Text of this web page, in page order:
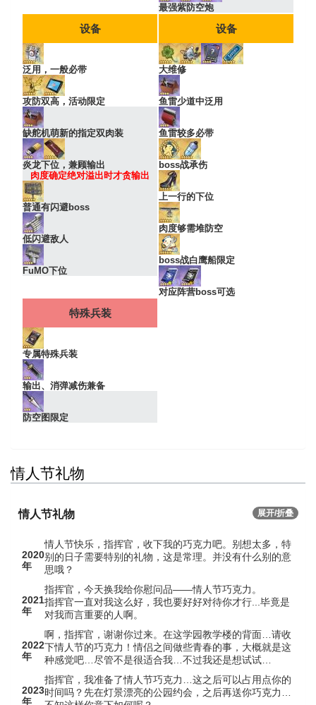
最强紫防空炮
设备
泛用，一般必带
攻防双高，活动限定
缺舵机萌新的指定双肉装
炎龙下位，兼顾输出
肉度确定绝对溢出时才贪输出
普通有闪避boss
低闪避敌人
FuMO下位
设备
大维修
鱼雷少道中泛用
鱼雷较多必带
boss战承伤
上一行的下位
肉度够需堆防空
boss战白鹰船限定
对应阵营boss可选
特殊兵装
专属特殊兵装
输出、消弹减伤兼备
防空图限定
情人节礼物
情人节礼物 展开/折叠
2020
年
情人节快乐，指挥官，收下我的巧克力吧。别想太多，特
别的日子需要特别的礼物，这是常理。并没有什么别的意
思哦？
2021
年
指挥官，今天换我给你慰问品——情人节巧克力。
指挥官一直对我这么好，我也要好好对待你才行...毕竟是
对我而言重要的人啊。
2022
年
啊，指挥官，谢谢你过来。在这学园教学楼的背面…请收
下情人节的巧克力！情侣之间做些青春的事，大概就是这
种感觉吧…尽管不是很适合我…不过我还是想试试…
2023
年
指挥官，我准备了情人节巧克力…这之后可以占用点你的
时间吗？先在灯景漂亮的公园约会，之后再送你巧克力…